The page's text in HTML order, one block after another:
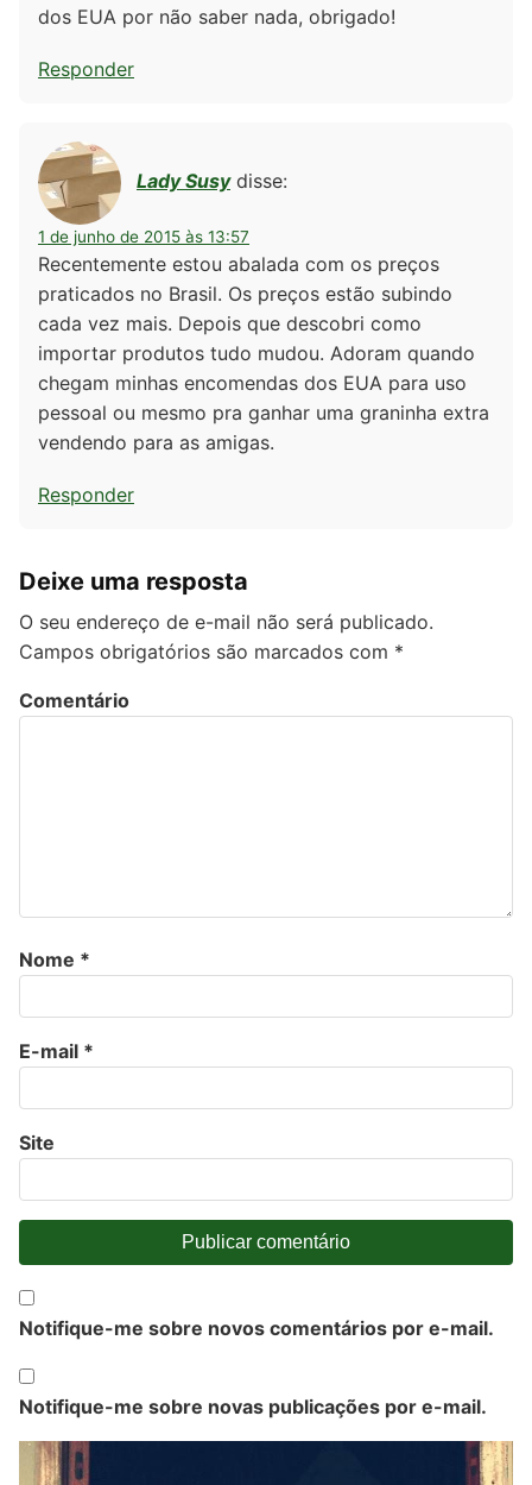
dos EUA por não saber nada, obrigado!
Responder
Lady Susy disse:
1 de junho de 2015 às 13:57
Recentemente estou abalada com os preços
praticados no Brasil. Os preços estão subindo
cada vez mais. Depois que descobri como
importar produtos tudo mudou. Adoram quando
chegam minhas encomendas dos EUA para uso
pessoal ou mesmo pra ganhar uma graninha extra
vendendo para as amigas.
Responder
Deixe uma resposta
O seu endereço de e-mail não será publicado.
Campos obrigatórios são marcados com *
Comentário
Nome *
E-mail *
Site
Notifique-me sobre novos comentários por e-mail.
Notifique-me sobre novas publicações por e-mail.